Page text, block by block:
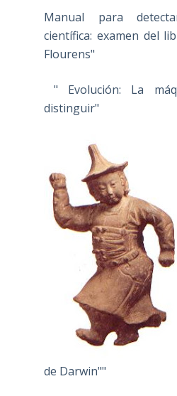
Manual para
científica: examen del
Flourens"
" Evolución: La
distinguir"
de Darwin""